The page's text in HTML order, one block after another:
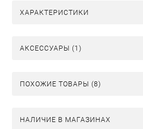
ХАРАКТЕРИСТИКИ
АКСЕССУАРЫ (1)
ПОХОЖИЕ ТОВАРЫ (8)
НАЛИЧИЕ В МАГАЗИНАХ